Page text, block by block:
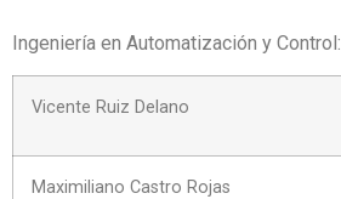
Ingeniería en Automatización y Control:
Vicente Ruiz Delano
Maximiliano Castro Rojas